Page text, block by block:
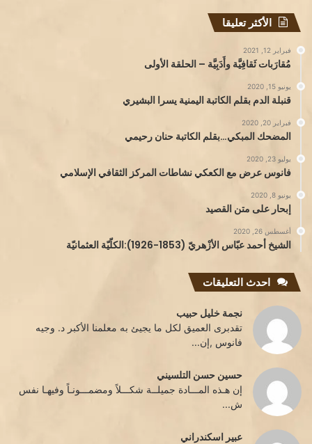
الأكثر تعليقا
فبراير 12, 2021
مُقارَبات ثَقافِيَّة وأَدَبِيَّة – الحلقة الأولى
يونيو 15, 2020
قنبلة الدم بقلم الكاتبة اليمنية يسرا البشيري
فبراير 20, 2020
المضحك المبكي…بقلم الكاتبة حنان رحيمي
يوليو 23, 2020
فانوس عرض مع الكعكي نشاطات المركز الثقافي الإسلامي
يونيو 8, 2020
إبحار على متن القصيد
أغسطس 26, 2020
الشيخ أحمد عبّاس الأزْهريّ (1853-1926):الكلّيّة العثمانيّة
احدث التعليقات
نجمة خليل حبيب
تقدبرى العميق لكل ما يجيئ به معلمنا الأكبر د. وجيه
فانوس ,إن...
حسين حسن التلسيني
إن هـذه المـــادة جميلــة شكـــلاً ومضمـــونـاً وفيهـا نفس
ش...
عبير اسكندراني